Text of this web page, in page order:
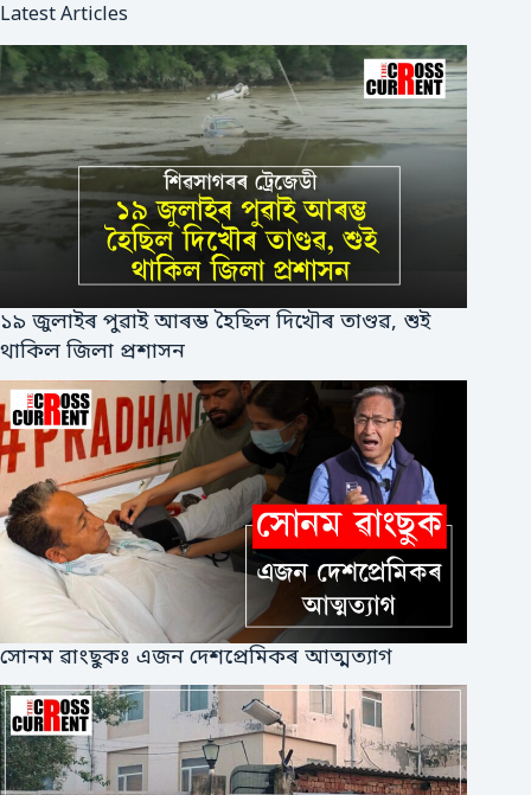
Latest Articles
১৯ জুলাইৰ পুৱাই আৰম্ভ হৈছিল দিখৌৰ তাণ্ডৱ, শুই
থাকিল জিলা প্ৰশাসন
সোনম ৱাংছুকঃ এজন দেশপ্ৰেমিকৰ আত্মত্যাগ